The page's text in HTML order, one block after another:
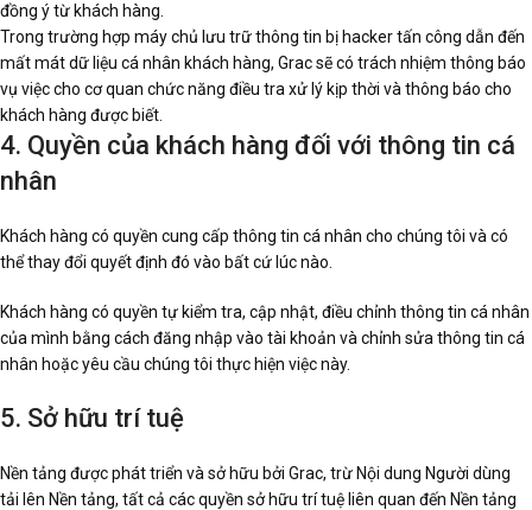
đồng ý từ khách hàng.
Trong trường hợp máy chủ lưu trữ thông tin bị hacker tấn công dẫn đến
mất mát dữ liệu cá nhân khách hàng, Grac sẽ có trách nhiệm thông báo
vụ việc cho cơ quan chức năng điều tra xử lý kịp thời và thông báo cho
khách hàng được biết.
4. Quyền của khách hàng đối với thông tin cá
nhân
Khách hàng có quyền cung cấp thông tin cá nhân cho chúng tôi và có
thể thay đổi quyết định đó vào bất cứ lúc nào.
Khách hàng có quyền tự kiểm tra, cập nhật, điều chỉnh thông tin cá nhân
của mình bằng cách đăng nhập vào tài khoản và chỉnh sửa thông tin cá
nhân hoặc yêu cầu chúng tôi thực hiện việc này.
5. Sở hữu trí tuệ
Nền tảng được phát triển và sở hữu bởi Grac, trừ Nội dung Người dùng
tải lên Nền tảng, tất cả các quyền sở hữu trí tuệ liên quan đến Nền tảng